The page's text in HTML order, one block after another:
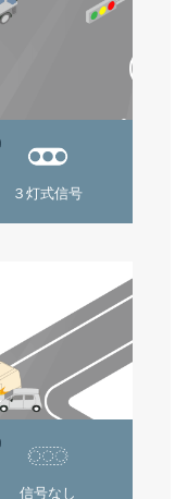
３灯式信号
信号なし